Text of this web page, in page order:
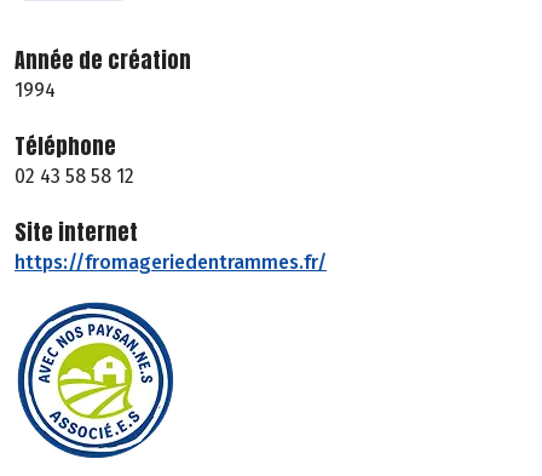
Année de création
1994
Téléphone
02 43 58 58 12
Site internet
https://fromageriedentrammes.fr/